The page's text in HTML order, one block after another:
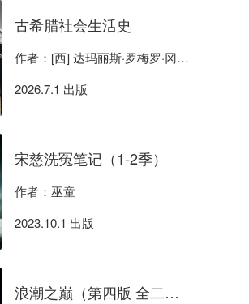
古希腊社会生活史
作者：[西] 达玛丽斯·罗梅罗·冈萨雷斯
2026.7.1 出版
宋慈洗冤笔记（1-2季）
作者：巫童
2023.10.1 出版
浪潮之巅（第四版 全二册）